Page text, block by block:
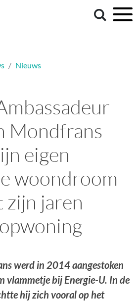
Nieuws
Mondfrans
eigen
woondroom
zijn jaren
werd in 2014 aangestoken
vlammetje bij Energie-U. In de
hij zich vooral op het